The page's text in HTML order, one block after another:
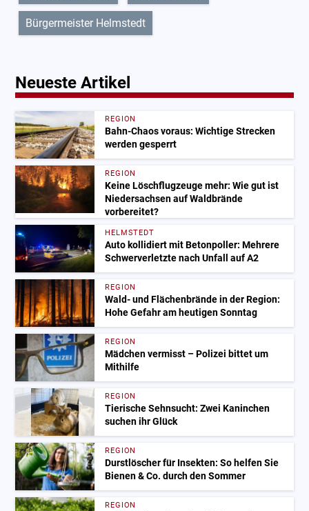
Bürgermeister Helmstedt
Neueste Artikel
REGION
Bahn-Chaos voraus: Wichtige Strecken
werden gesperrt
REGION
Keine Löschflugzeuge mehr: Wie gut ist
Niedersachsen auf Waldbrände
vorbereitet?
HELMSTEDT
Auto kollidiert mit Betonpoller: Mehrere
Schwerverletzte nach Unfall auf A2
REGION
Wald- und Flächenbrände in der Region:
Hohe Gefahr am heutigen Sonntag
REGION
Mädchen vermisst – Polizei bittet um
Mithilfe
REGION
Tierische Sehnsucht: Zwei Kaninchen
suchen ihr Glück
REGION
Durstlöscher für Insekten: So helfen Sie
Bienen & Co. durch den Sommer
REGION